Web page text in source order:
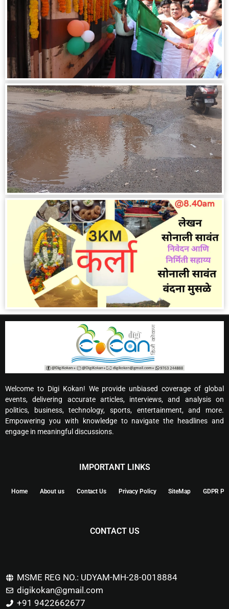
Welcome to Digi Kokan! We provide unbiased coverage of global
events, delivering accurate articles, interviews, and analysis on
politics, business, technology, sports, entertainment, and more.
Empowering you with knowledge to navigate the headlines and
engage in meaningful discussions.
IMPORTANT LINKS
Home About us Contact Us Privacy Policy SiteMap GDPR
CONTACT US
MSME REG NO.: UDYAM-MH-28-0018884
digikokan@gmail.com
+91 9422662677